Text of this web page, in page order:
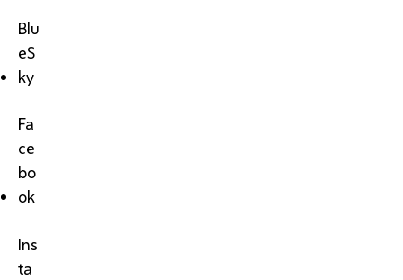
Blu
eS
ky
Fa
ce
bo
ok
Ins
ta